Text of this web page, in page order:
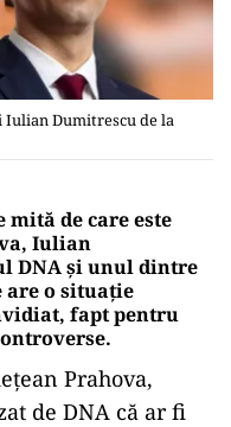
Dumitrescu de la
de care este
Iulian
DNA și unul dintre
are o situație
fapt pentru
Prahova,
de DNA că ar fi